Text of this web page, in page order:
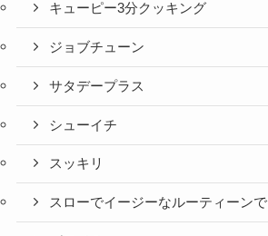
キューピー3分クッキング
ジョブチューン
サタデープラス
シューイチ
スッキリ
スローでイージーなルーティーンで